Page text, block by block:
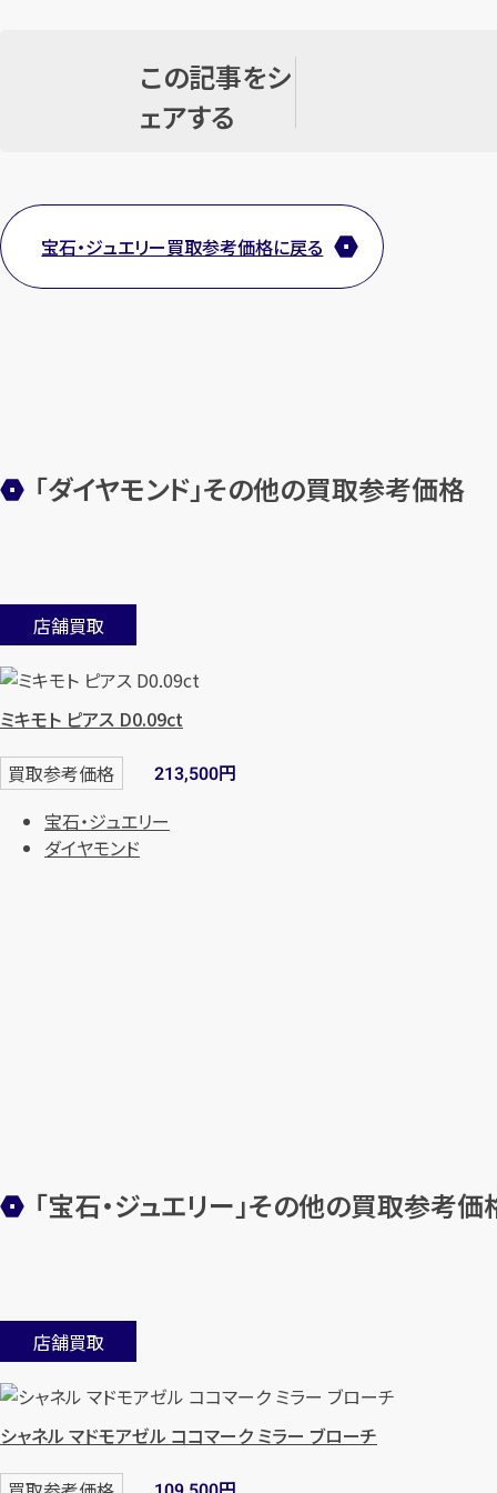
この記事をシ
ェアする
宝石・ジュエリー買取参考価格に戻る
「ダイヤモンド」その他の買取参考価格
店舗買取
ミキモト ピアス D0.09ct
買取参考価格 213,500円
宝石・ジュエリー
ダイヤモンド
「宝石・ジュエリー」その他の買取参考価
店舗買取
シャネル マドモアゼル ココマーク ミラー ブローチ